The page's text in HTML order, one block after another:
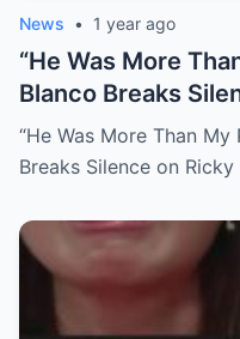
News • 1 year ago
“He Was More
Blanco Breaks
Death with
“He Was More Than
Breaks Silence on